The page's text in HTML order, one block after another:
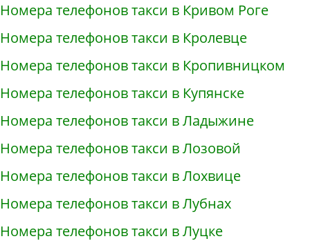
Номера телефонов такси в Кривом Роге
Номера телефонов такси в Кролевце
Номера телефонов такси в Кропивницком
Номера телефонов такси в Купянске
Номера телефонов такси в Ладыжине
Номера телефонов такси в Лозовой
Номера телефонов такси в Лохвице
Номера телефонов такси в Лубнах
Номера телефонов такси в Луцке